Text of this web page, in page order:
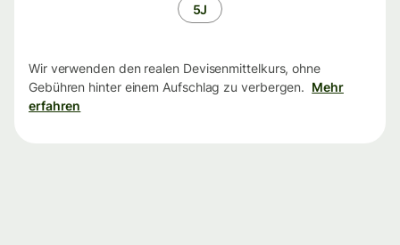
5J
Wir verwenden den realen Devisenmittelkurs, ohne
Gebühren hinter einem Aufschlag zu verbergen. Mehr
erfahren